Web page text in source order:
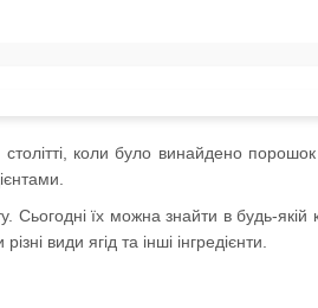
коли було винайдено порошок
їх можна знайти в будь-якій
види ягід та інші інгредієнти.